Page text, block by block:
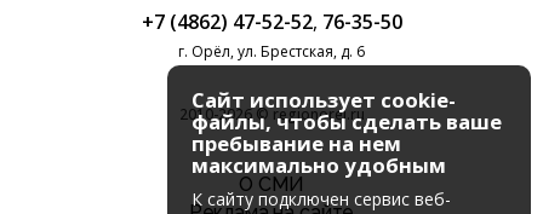
+7 (4862) 47-52-52, 76-35-50
г. Орёл, ул. Брестская, д. 6
2010-2026 © regionorel.ru
О СМИ
Сайт использует cookie-
файлы, чтобы сделать ваше
пребывание на нем
максимально удобным
К cайту подключен сервис веб-